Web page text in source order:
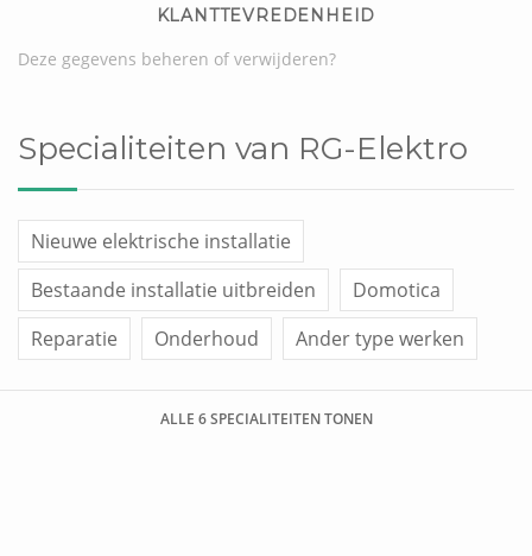
KLANTTEVREDENHEID
Deze gegevens beheren of verwijderen?
Specialiteiten van RG-Elektro
Nieuwe elektrische installatie
Bestaande installatie uitbreiden
Domotica
Reparatie
Onderhoud Ander type werken
ALLE 6 SPECIALITEITEN TONEN